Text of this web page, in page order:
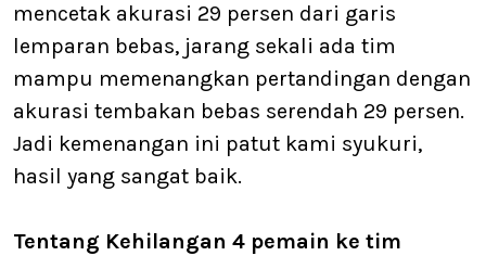
mencetak akurasi 29 persen dari garis
lemparan bebas, jarang sekali ada tim
mampu memenangkan pertandingan dengan
akurasi tembakan bebas serendah 29 persen.
Jadi kemenangan ini patut kami syukuri,
hasil yang sangat baik.
Tentang Kehilangan 4 pemain ke tim